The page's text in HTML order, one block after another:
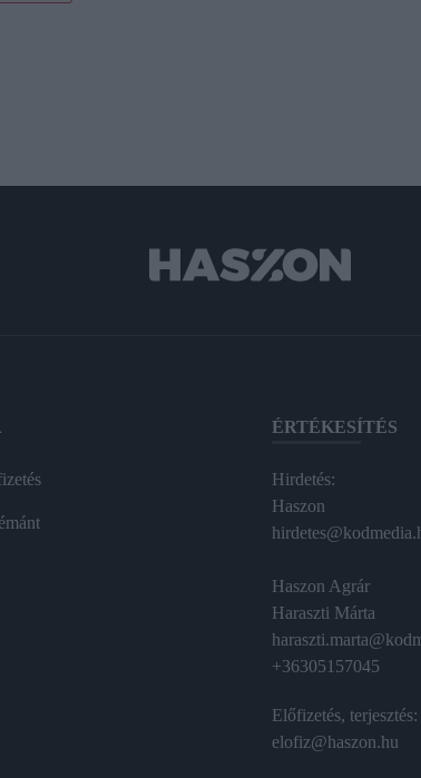
ÉRTÉKESÍTÉS
Hirdetés:
Haszon
Haszon Agrár
Haraszti Márta
+36305157045
Előfizetés, terjesztés:
elofiz@haszon.hu